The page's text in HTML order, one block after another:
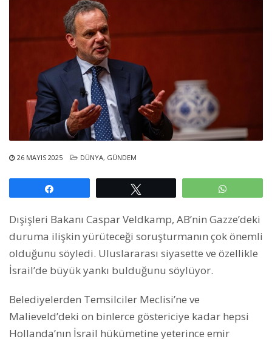
26 MAYIS 2025 DÜNYA, GÜNDEM
Dışişleri Bakanı Caspar Veldkamp, ​​AB’nin Gazze’deki
duruma ilişkin yürüteceği soruşturmanın çok önemli
olduğunu söyledi. Uluslararası siyasette ve özellikle
İsrail’de büyük yankı bulduğunu söylüyor.
Belediyelerden Temsilciler Meclisi’ne ve
Malieveld’deki on binlerce göstericiye kadar hepsi
Hollanda’nın İsrail hükümetine yeterince emir